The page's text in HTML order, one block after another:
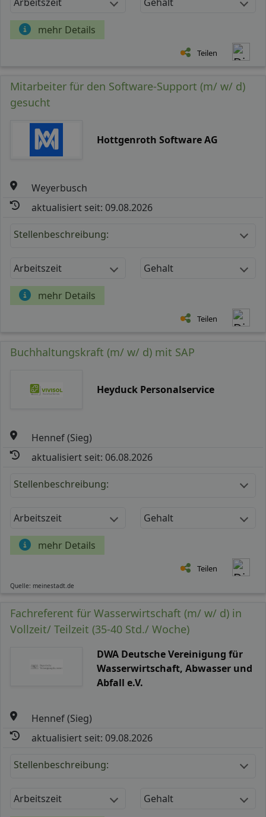
mehr Details
Teilen
Mitarbeiter für den Software-Support (m/ w/ d)
gesucht
Hottgenroth Software AG
Weyerbusch
aktualisiert seit: 09.08.2026
Stellenbeschreibung:
Arbeitszeit Gehalt
mehr Details
Teilen
Buchhaltungskraft (m/ w/ d) mit SAP
Heyduck Personalservice
Hennef (Sieg)
aktualisiert seit: 06.08.2026
Stellenbeschreibung:
Arbeitszeit Gehalt
mehr Details
Teilen
Quelle: meinestadt.de
Fachreferent für Wasserwirtschaft (m/ w/ d) in
Vollzeit/ Teilzeit (35-40 Std./ Woche)
DWA Deutsche Vereinigung für
Wasserwirtschaft, Abwasser und
Abfall e.V.
Hennef (Sieg)
aktualisiert seit: 09.08.2026
Stellenbeschreibung:
Arbeitszeit Gehalt